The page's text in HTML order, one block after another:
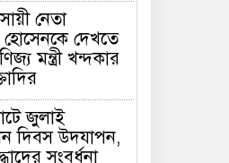
নেতা
দেখতে
মন্ত্রী খন্দকার
জুলাই
দিবস উদযাপন,
সংবর্ধনা